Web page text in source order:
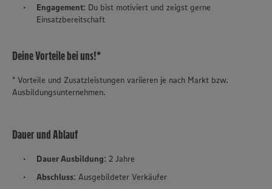
Engagement: Du bist motiviert und zeigst gerne
Einsatzbereitschaft
Deine Vorteile bei uns!*
* Vorteile und Zusatzleistungen variieren je nach Markt bzw.
Ausbildungsunternehmen.
Dauer und Ablauf
Dauer Ausbildung: 2 Jahre
Abschluss: Ausgebildeter Verkäufer